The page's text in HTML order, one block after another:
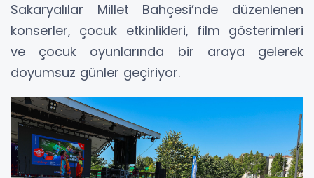
Sakaryalılar Millet Bahçesi’nde düzenlenen
konserler, çocuk etkinlikleri, film gösterimleri
ve çocuk oyunlarında bir araya gelerek
doyumsuz günler geçiriyor.